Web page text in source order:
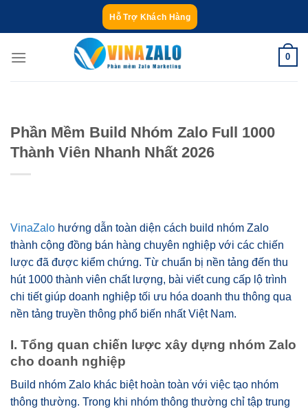
dung
Hỗ Trợ Khách Hàng
0
Phần Mềm Build Nhóm Zalo Full 1000
Thành Viên Nhanh Nhất 2026
VinaZalo hướng dẫn toàn diện cách build nhóm Zalo
thành cộng đồng bán hàng chuyên nghiệp với các chiến
lược đã được kiểm chứng. Từ chuẩn bị nền tảng đến thu
hút 1000 thành viên chất lượng, bài viết cung cấp lộ trình
chi tiết giúp doanh nghiệp tối ưu hóa doanh thu thông qua
nền tảng truyền thông phổ biến nhất Việt Nam.
I. Tổng quan chiến lược xây dựng nhóm Zalo
cho doanh nghiệp
Build nhóm Zalo khác biệt hoàn toàn với việc tạo nhóm
thông thường. Trong khi nhóm thông thường chỉ tập trung